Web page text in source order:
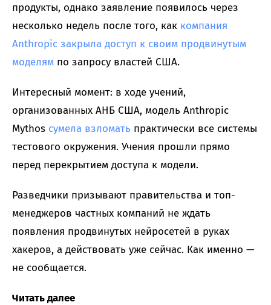
продукты, однако заявление появилось через
несколько недель после того, как компания
Anthropic закрыла доступ к своим продвинутым
моделям по запросу властей США.
Интересный момент: в ходе учений,
организованных АНБ США, модель Anthropic
Mythos сумела взломать практически все системы
тестового окружения. Учения прошли прямо
перед перекрытием доступа к модели.
Разведчики призывают правительства и топ-
менеджеров частных компаний не ждать
появления продвинутых нейросетей в руках
хакеров, а действовать уже сейчас. Как именно —
не сообщается.
Читать далее